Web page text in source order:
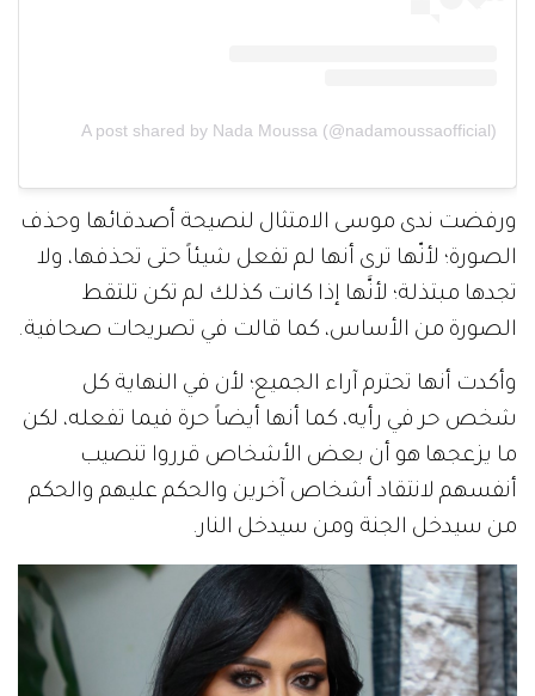
A post shared by Nada Moussa (@nadamoussaofficial)
ورفضت ندى موسى الامتثال لنصيحة أصدقائها وحذف
الصورة؛ لأنّها ترى أنها لم تفعل شيئاً حتى تحذفها، ولا
تجدها مبتذلة؛ لأنَّها إذا كانت كذلك لم تكن تلتقط
الصورة من الأساس، كما قالت في تصريحات صحافية.
وأكدت أنها تحترم آراء الجميع؛ لأن في النهاية كل
شخص حر في رأيه، كما أنها أيضاً حرة فيما تفعله، لكن
ما يزعجها هو أن بعض الأشخاص قرروا تنصيب
أنفسهم لانتقاد أشخاص آخرين والحكم عليهم والحكم
من سيدخل الجنة ومن سيدخل النار.